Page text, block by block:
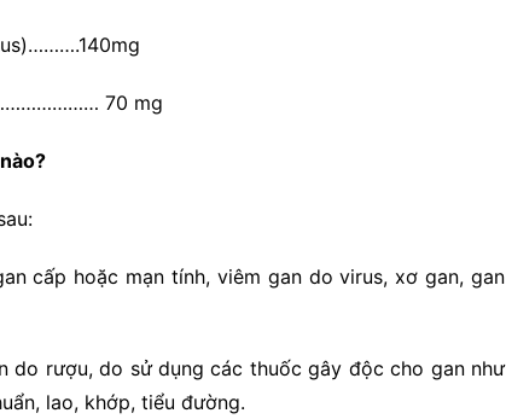
70 mg
?
cấp hoặc mạn tính, viêm gan do virus, xơ gan, gan
do rượu, do sử dụng các thuốc gây độc cho gan như
lao, khớp, tiểu đường.